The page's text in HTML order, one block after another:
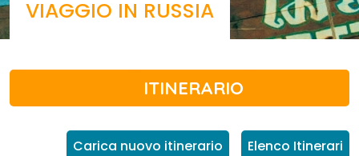
VIAGGIO IN RUSSIA
ITINERARIO
Carica nuovo itinerario Elenco Itinerari